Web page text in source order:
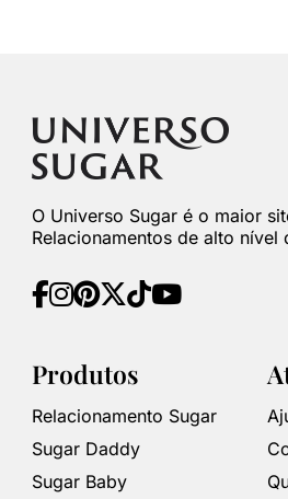
O Universo Sugar é o maior
Relacionamentos de alto nível
Produtos
Relacionamento Sugar
Sugar Daddy
Sugar Baby